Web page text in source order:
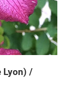
Lyon) /